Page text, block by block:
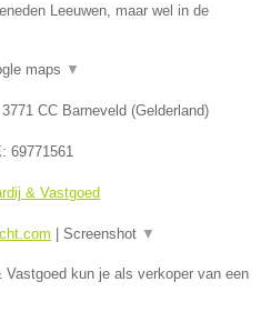
Leeuwen, maar wel in de
maps ▼
3771 CC Barneveld (Gelderland)
69771561
& Vastgoed
| Screenshot ▼
kun je als verkoper van een